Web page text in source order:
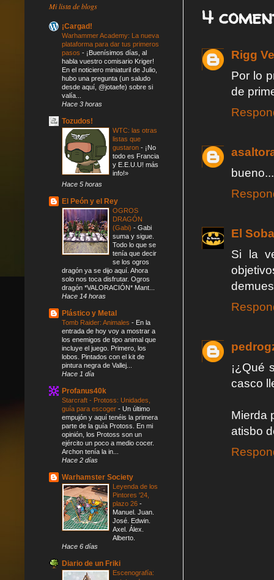
4
Rigg
Por lo
de
El
Si la
¡¿Qué
casco
Mierda
atisbo
Mi lista de blogs
¡Cargad!
Warhammer Academy: La nueva
plataforma para dar tus primeros
pasos - ¡Buenísimos días, al
habla vuestro comisario Kriger!
En el noticiero miniaturil de Julio,
hubo una pregunta (un saludo
desde aquí, @jotaefe) sobre si
valía...
Hace 3 horas
Tozudos!
WTC: las otras
listas que
gustaron - ¡No
todo es Francia
y E.E.U.U! más
info!»
Hace 5 horas
El Peón y el Rey
OGROS
DRAGÓN
(Gabi) - Gabi
suma y sigue.
Todo lo que se
tenía que decir
se los ogros
dragón ya se dijo aquí. Ahora
solo nos toca disfrutar. Ogros
dragón *VALORACIÓN* Mant...
Hace 14 horas
Plástico y Metal
Tomb Raider: Animales - En la
entrada de hoy voy a mostrar a
los enemigos de tipo animal que
incluye el juego. Primero, los
lobos. Pintados con el kit de
pintura negra de Vallej...
Hace 1 día
Profanus40k
Starcraft - Protoss: Unidades,
guía para escoger - Un último
empujón y aquí tenéis la primera
parte de la guía Protoss. En mi
opinión, los Protoss son un
ejército un poco a medio cocer.
Archon tenía la in...
Hace 2 días
Warhamster Society
Leyenda de los
Pintores '24,
plazo 26 -
Manuel. Juan.
José. Edwin.
Axel. Álex.
Alberto.
Hace 6 días
Diario de un Friki
Escenografía: